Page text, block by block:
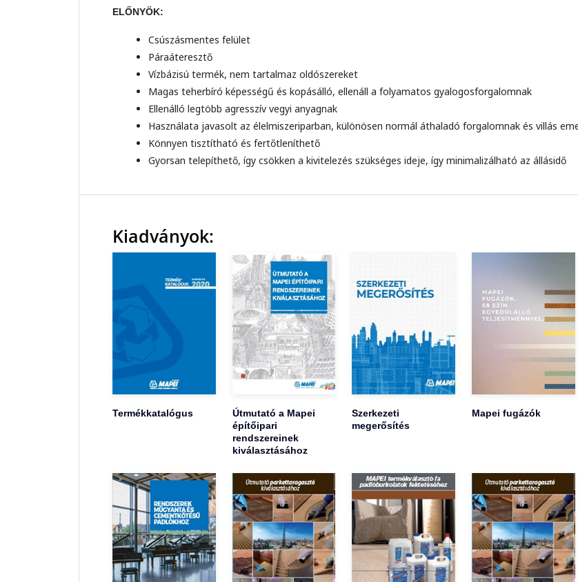
ELŐNYÖK:
Csúszásmentes felület
Páraáteresztő
Vízbázisú termék, nem tartalmaz oldószereket
Magas teherbíró képességű és kopásálló, ellenáll a folyamatos gyalogosforgalomnak
Ellenálló legtöbb agresszív vegyi anyagnak
Használata javasolt az élelmiszeriparban, különösen normál áthaladó forgalomnak és villás
Könnyen tisztítható és fertőtleníthető
Gyorsan telepíthető, így csökken a kivitelezés szükséges ideje, így minimalizálható az állásidő
Kiadványok:
Termékkatalógus
Útmutató a Mapei
építőipari
rendszereinek
kiválasztásához
Szerkezeti
megerősítés
Mapei fugázók